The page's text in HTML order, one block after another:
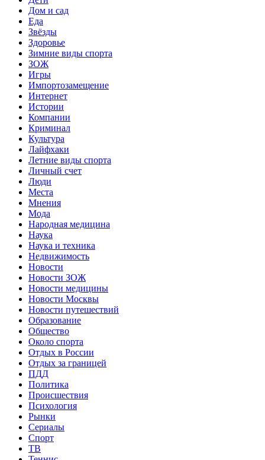
Дом и сад
Еда
Звёзды
Здоровье
Зимние виды спорта
ЗОЖ
Игры
Импортозамещение
Интернет
Истории
Компании
Криминал
Культура
Лайфхаки
Летние виды спорта
Личный счет
Люди
Места
Мнения
Мода
Народная медицина
Наука
Наука и техника
Недвижимость
Новости
Новости ЗОЖ
Новости медицины
Новости Москвы
Новости путешествий
Образование
Общество
Около спорта
Отдых в России
Отдых за границей
ПДД
Политика
Происшествия
Психология
Рынки
Сериалы
Спорт
ТВ